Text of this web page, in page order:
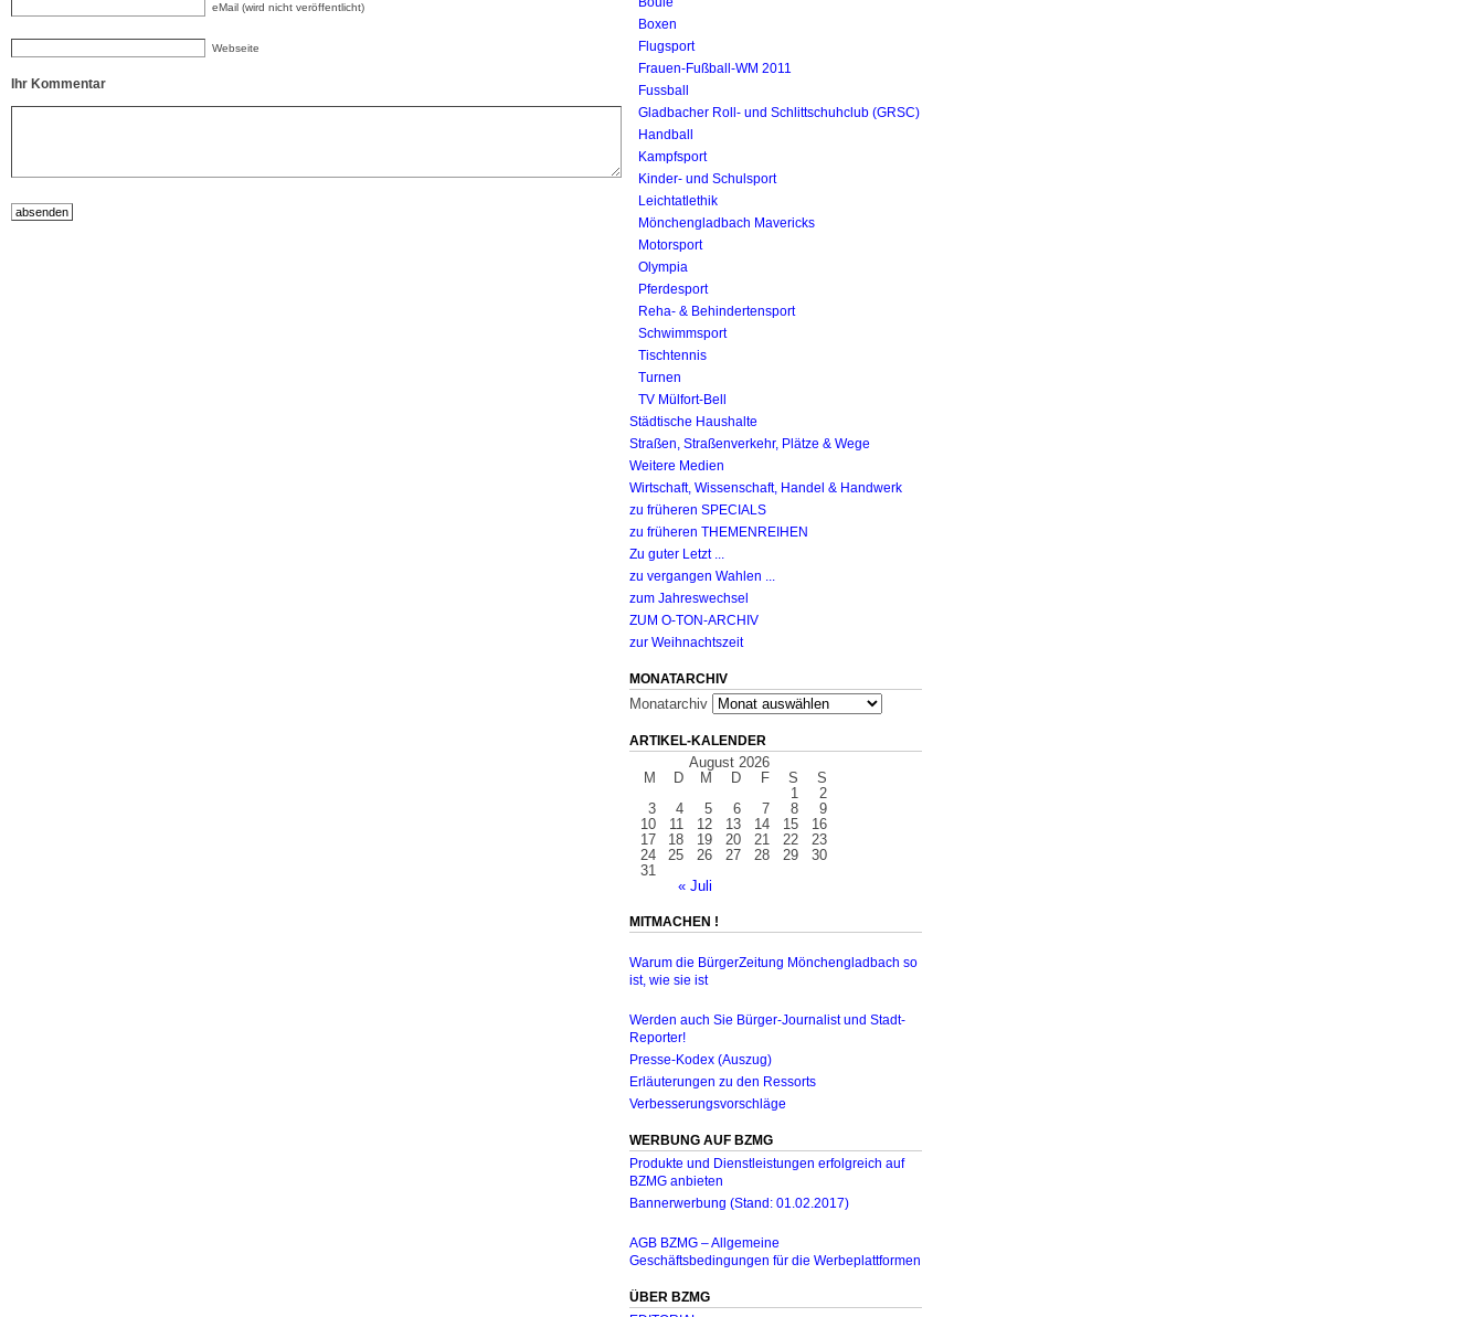
eMail (wird nicht veröffentlicht)
Webseite
Ihr Kommentar
Boxen
Flugsport
Frauen-Fußball-WM 2011
Fussball
Gladbacher Roll- und Schlittschuhclub (GRSC)
Handball
Kampfsport
Kinder- und Schulsport
Leichtatlethik
Mönchengladbach Mavericks
Motorsport
Olympia
Pferdesport
Reha- & Behindertensport
Schwimmsport
Tischtennis
Turnen
TV Mülfort-Bell
Städtische Haushalte
Straßen, Straßenverkehr, Plätze & Wege
Weitere Medien
Wirtschaft, Wissenschaft, Handel & Handwerk
zu früheren SPECIALS
zu früheren THEMENREIHEN
Zu guter Letzt ...
zu vergangen Wahlen ...
zum Jahreswechsel
ZUM O-TON-ARCHIV
zur Weihnachtszeit
MONATARCHIV
Monatarchiv
ARTIKEL-KALENDER
August 2026
M
D M D F S S
« Juli
1
2
3
4 5 6 7 8
9
10
11 12 13 14 15
16
17
18 19 20 21 22
23
24
25 26 27 28 29
30
31
MITMACHEN !
Warum die BürgerZeitung Mönchengladbach so
ist, wie sie ist
Werden auch Sie Bürger-Journalist und Stadt-
Reporter!
Presse-Kodex (Auszug)
Erläuterungen zu den Ressorts
Verbesserungsvorschläge
WERBUNG AUF BZMG
Produkte und Dienstleistungen erfolgreich auf
BZMG anbieten
Bannerwerbung (Stand: 01.02.2017)
AGB BZMG – Allgemeine
Geschäftsbedingungen für die Werbeplattformen
ÜBER BZMG